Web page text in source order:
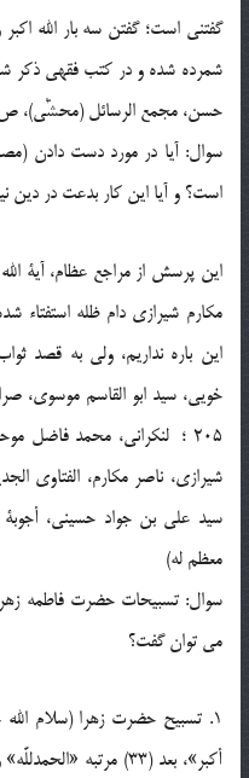
گفتنی است؛ گفتن سه بار الله
شمرده شده و در کتب فقهی ذکر
حسن، مجمع الرسائل (محشّٰى)، ص
سوال: آیا در مورد دست دادن
است؟ و آیا این کار بدعت در دین
این پرسش از مراجع عظام، آیة
مکارم شیرازی دام ظله استفتاء
این باره نداریم، ولی به قصد
معظم له)
سوال: تسبیحات حضرت فاطمه
می توان گفت؟